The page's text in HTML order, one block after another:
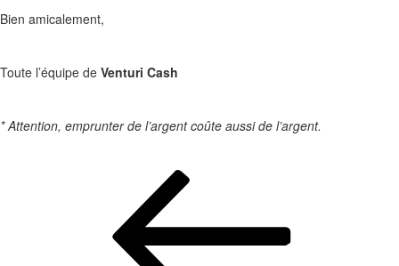
Bien amicalement,
Toute l’équipe de Venturi Cash
* Attention, emprunter de l’argent coûte aussi de l’argent.